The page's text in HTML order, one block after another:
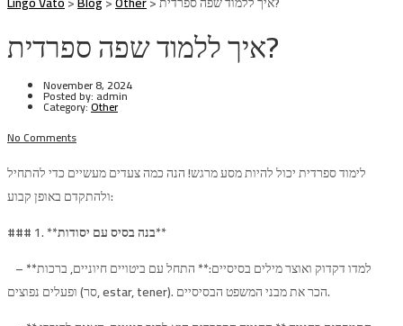
איך ללמוד שפה ספרדית?
November 8, 2024
Posted by:admin
Category:Other
No Comments
לימוד ספרדית יכול להיות מסע מרגש! הנה כמה צעדים מעשיים כדי להתחיל
ולהתקדם באופן קבוע:
### 1. **בנה בסיס עם יסודות**
– **למדו דקדוק ואוצר מילים בסיסיים:** התחל עם ביטויים חיוניים, ברכות
ופעלים נפוצים (סר, estar, tener). הכר את מבני המשפט הבסיסיים.